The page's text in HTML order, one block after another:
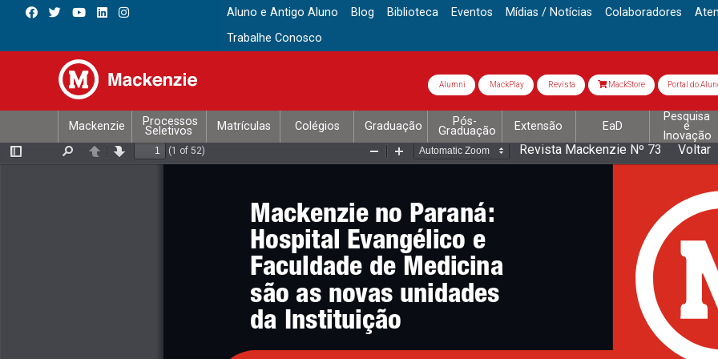
Aluno e Antigo Aluno Blog Biblioteca Eventos Mídias / Notícias Colaboradores
Trabalhe Conosco
Alumni MackPlay Revista MackStore Portal do
Mackenzie Processos
Seletivos Matrículas Colégios Graduação Pós-
Graduação Extensão EaD
Pesquisa
e
Inovação
Toggle
PreviousNext
(1 of 52)
Zoom
Zoom
Revista Mackenzie Nº 73 Voltar
Mackenzie no Paraná:
Hospital Evangélico e
Faculdade de Medicina
são as novas unidades
da Instituição